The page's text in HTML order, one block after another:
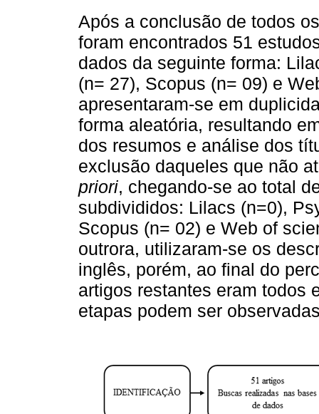
Após a conclusão de todos
foram encontrados 51
dados da seguinte forma:
(n= 27), Scopus (n= 09) e
apresentaram-se em
forma aleatória, resultando
dos resumos e análise dos
exclusão daqueles que não
priori, chegando-se ao total
subdivididos: Lilacs (n=0),
Scopus (n= 02) e Web of
outrora, utilizaram-se os
inglês, porém, ao final do
artigos restantes eram todos
etapas podem ser